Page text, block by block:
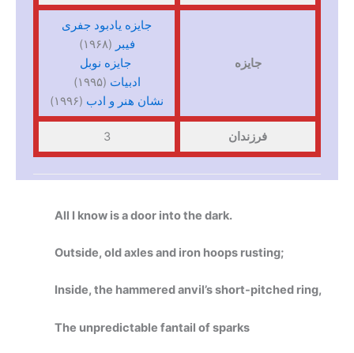
جایزه
جایزه یادبود جفری
فیبر (۱۹۶۸)
جایزه نوبل
ادبیات (۱۹۹۵)
نشان هنر و ادب (۱۹۹۶)
فرزندان 3
All I know is a door into the dark.
Outside, old axles and iron hoops rusting;
Inside, the hammered anvil’s short-pitched ring,
The unpredictable fantail of sparks